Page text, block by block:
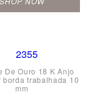
De Ouro 18 K Anjo
borda trabalhada 10
mm